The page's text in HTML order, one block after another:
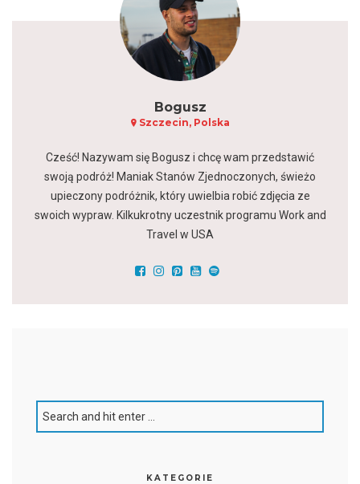
Bogusz
Szczecin, Polska
Cześć! Nazywam się Bogusz i chcę wam przedstawić
swoją podróż! Maniak Stanów Zjednoczonych, świeżo
upieczony podróżnik, który uwielbia robić zdjęcia ze
swoich wypraw. Kilkukrotny uczestnik programu Work and
Travel w USA
KATEGORIE